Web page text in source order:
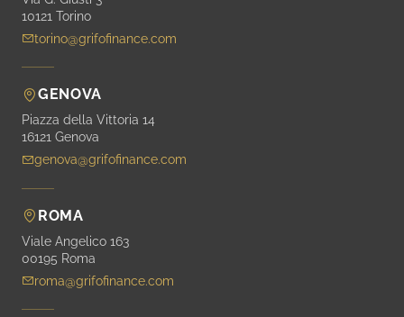
10121 Torino
torino@grifofinance.com
GENOVA
Piazza della Vittoria 14
16121 Genova
genova@grifofinance.com
ROMA
Viale Angelico 163
00195 Roma
roma@grifofinance.com